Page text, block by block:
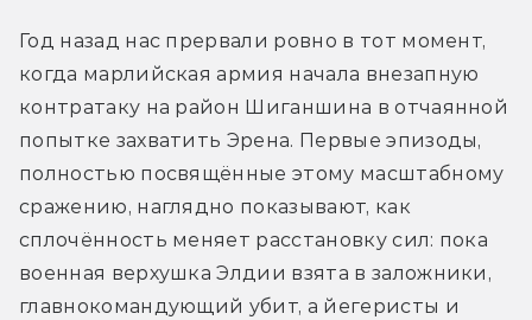
Год назад нас прервали ровно в тот момент,
когда марлийская армия начала внезапную
контратаку на район Шиганшина в отчаянной
попытке захватить Эрена. Первые эпизоды,
полностью посвящённые этому масштабному
сражению, наглядно показывают, как
сплочённость меняет расстановку сил: пока
военная верхушка Элдии взята в заложники,
главнокомандующий убит, а йегеристы и